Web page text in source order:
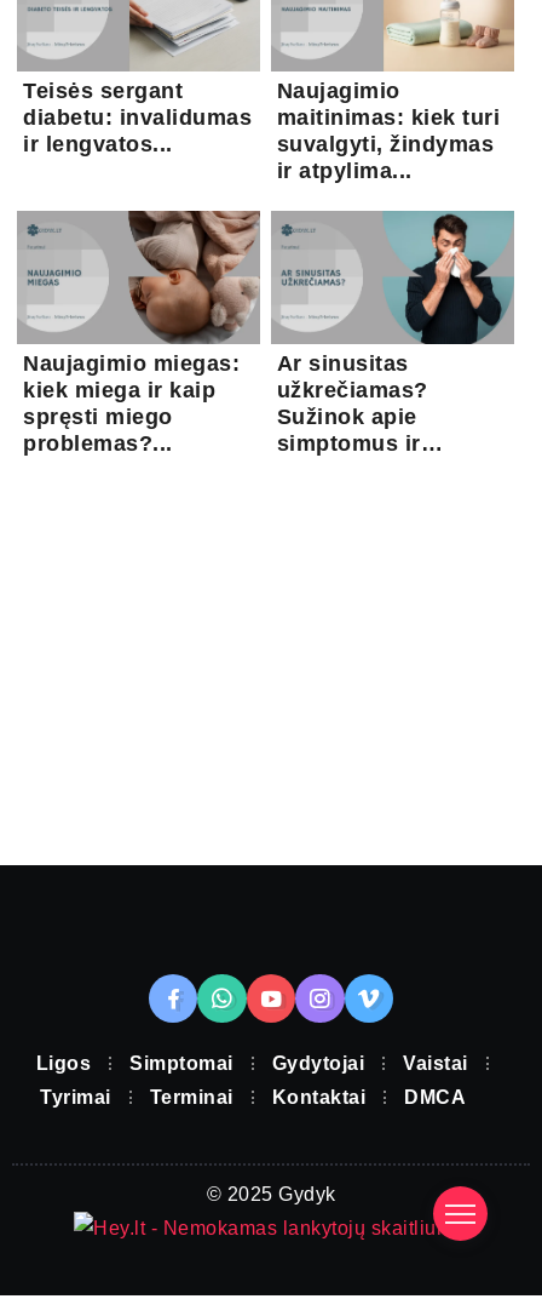
Teisės sergant
diabetu: invalidumas
ir lengvatos...
Naujagimio
maitinimas: kiek turi
suvalgyti, žindymas
ir atpylima...
Naujagimio miegas:
kiek miega ir kaip
spręsti miego
problemas?...
Ar sinusitas
užkrečiamas?
Sužinok apie
simptomus ir
Ligos Simptomai Gydytojai
Vaistai
Tyrimai
Terminai Kontaktai DMCA
© 2025 Gydyk